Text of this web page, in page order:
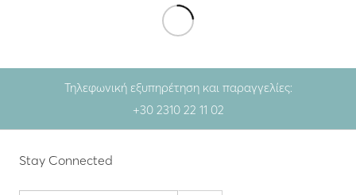
Τηλεφωνική εξυπηρέτηση και παραγγελίες:
+30 2310 22 11 02
Stay Connected